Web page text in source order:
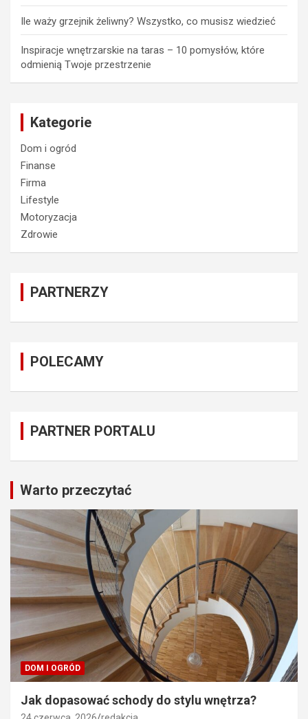
Ile waży grzejnik żeliwny? Wszystko, co musisz wiedzieć
Inspiracje wnętrzarskie na taras – 10 pomysłów, które
odmienią Twoje przestrzenie
Kategorie
Dom i ogród
Finanse
Firma
Lifestyle
Motoryzacja
Zdrowie
PARTNERZY
POLECAMY
PARTNER PORTALU
Warto przeczytać
DOM I OGRÓD
Jak dopasować schody do stylu wnętrza?